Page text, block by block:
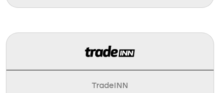
TradeINN